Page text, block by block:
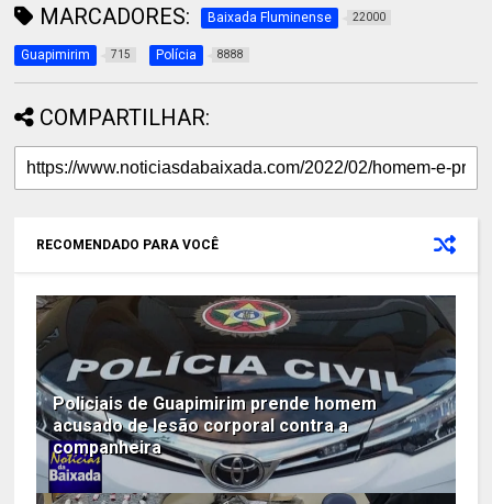
MARCADORES: Baixada Fluminense 22000
Guapimirim 715 Polícia 8888
COMPARTILHAR:
RECOMENDADO PARA VOCÊ
Policiais de Guapimirim prende homem
acusado de lesão corporal contra a
companheira